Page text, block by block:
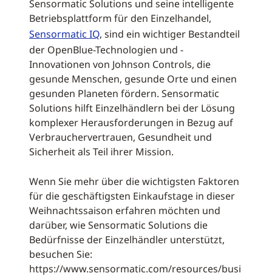
Sensormatic Solutions und seine intelligente
Betriebsplattform für den Einzelhandel,
Sensormatic IQ, sind ein wichtiger Bestandteil
der OpenBlue-Technologien und -
Innovationen von Johnson Controls, die
gesunde Menschen, gesunde Orte und einen
gesunden Planeten fördern. Sensormatic
Solutions hilft Einzelhändlern bei der Lösung
komplexer Herausforderungen in Bezug auf
Verbrauchervertrauen, Gesundheit und
Sicherheit als Teil ihrer Mission.
Wenn Sie mehr über die wichtigsten Faktoren
für die geschäftigsten Einkaufstage in dieser
Weihnachtssaison erfahren möchten und
darüber, wie Sensormatic Solutions die
Bedürfnisse der Einzelhändler unterstützt,
besuchen Sie:
https://www.sensormatic.com/resources/busi